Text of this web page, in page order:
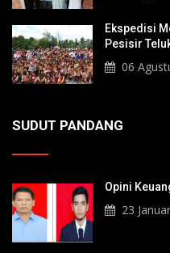
Ekspedisi
Pesisir
06
SUDUT PANDANG
Opini
23